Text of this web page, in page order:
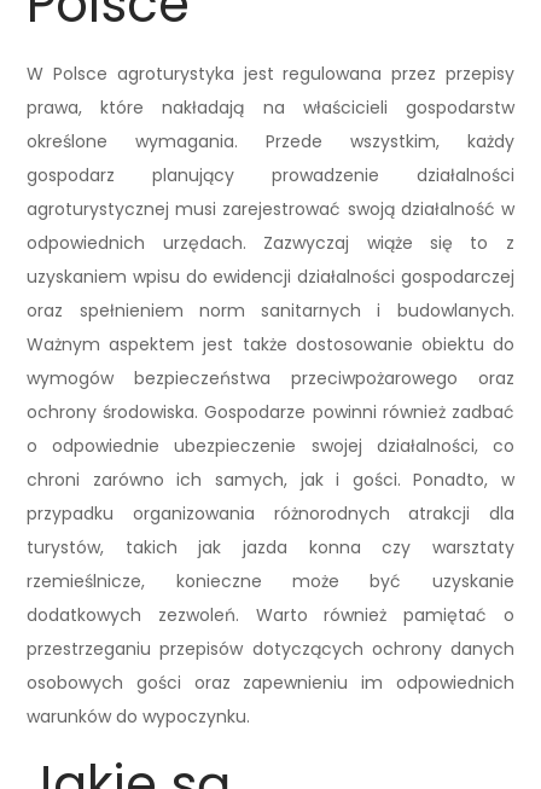
W Polsce agroturystyka jest regulowana przez przepisy
prawa, które nakładają na właścicieli gospodarstw
określone wymagania. Przede wszystkim, każdy
gospodarz planujący prowadzenie działalności
agroturystycznej musi zarejestrować swoją działalność w
odpowiednich urzędach. Zazwyczaj wiąże się to z
uzyskaniem wpisu do ewidencji działalności gospodarczej
oraz spełnieniem norm sanitarnych i budowlanych.
Ważnym aspektem jest także dostosowanie obiektu do
wymogów bezpieczeństwa przeciwpożarowego oraz
ochrony środowiska. Gospodarze powinni również zadbać
o odpowiednie ubezpieczenie swojej działalności, co
chroni zarówno ich samych, jak i gości. Ponadto, w
przypadku organizowania różnorodnych atrakcji dla
turystów, takich jak jazda konna czy warsztaty
rzemieślnicze, konieczne może być uzyskanie
dodatkowych zezwoleń. Warto również pamiętać o
przestrzeganiu przepisów dotyczących ochrony danych
osobowych gości oraz zapewnieniu im odpowiednich
warunków do wypoczynku.